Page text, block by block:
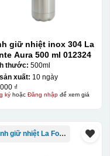
giữ nhiệt inox 304 La
Fonte Aura 500 ml 012324
thước: 500ml
xuất: 10 ngày
₫
kýhoặc Đăng nhậpđể xem giá
Bình giữ nhiệt La Fonte